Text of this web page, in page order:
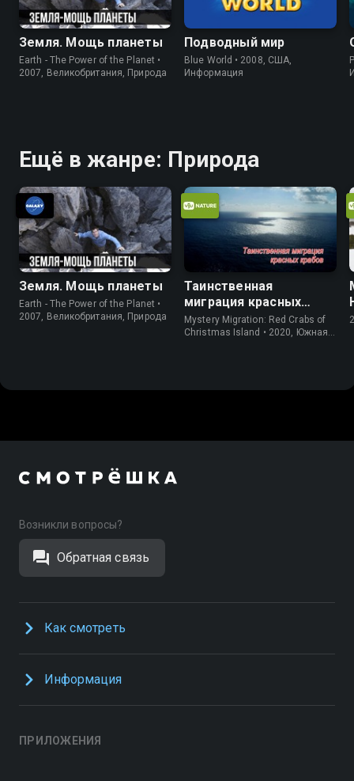
Земля. Мощь планеты
Earth - The Power of the Planet •
2007, Великобритания, Природа
Подводный мир
Blue World • 2008, США,
Информация
Ещё в жанре: Природа
Земля. Мощь планеты
Earth - The Power of the Planet •
2007, Великобритания, Природа
Таинственная
миграция красных
крабов
Mystery Migration: Red Crabs of
Christmas Island • 2020, Южная
Возникли вопросы?
Обратная связь
Как смотреть
Информация
ПРИЛОЖЕНИЯ